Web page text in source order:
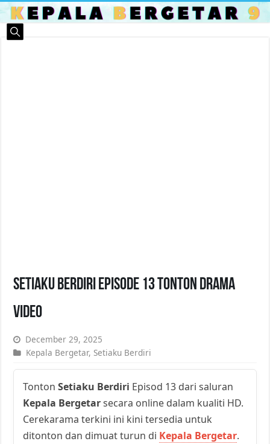
Setiaku Berdiri Episode 13 Tonton Drama
Video
December 29, 2025
Kepala Bergetar, Setiaku Berdiri
TontonSetiaku Berdiri Episod 13 dari saluran
Kepala Bergetarsecara online dalam kualiti HD.
Cerekarama terkini ini kini tersedia untuk
ditonton dan dimuat turun di Kepala Bergetar.